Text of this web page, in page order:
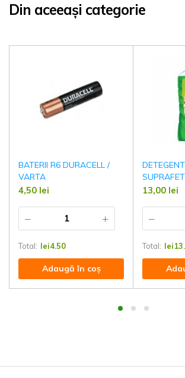
Din aceeași categorie
BATERII R6 DURACELL /
VARTA
4,50 lei
Total: lei4.50
Adaugă în coș
13,00 lei
Total: lei